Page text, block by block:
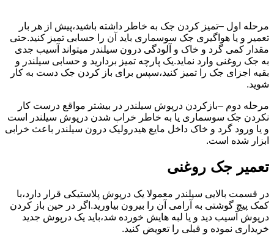
مرحله اول –تمیز کردن جک به خاطر داشته باشید،پیش از هر بار
تعمیر و یا هواگیری جک سوسماری باید آن را حسابی تمیز کنید.حتی
مقدار کمی گرد و خاک و آلودگی درون سیلندر میتواند آسیب جدی
به جک روغنی وارد نماید.یک پارچه تمیز بردارید و حسابی سیلندر و
بقیه اجزای جک را تمیز کنید،سپس برای باز کردن جک دست به کار
شوید.
مرحله دوم –بازکردن درپوش سیلندر در بیشتر مواقع درست کار
نکردن جک سوسماری یا به خاطر خراب شدن درپوش سیلندر است
و یا ورود گرد و خاک داخل مایع هیدرولیک درون سیلندر باعث خرابی
ابزار شده است.
تعمیر جک روغنی
در قسمت بالایی سیلندر معمولا یک درپوش پلاستیکی قرار دارد،با
کمک پیچ گوشتی به آرامی آن را بیرون بیاورید.اگر در حین باز کردن
درپوش آسیب دید و یا لبه هایش خورده شد،باید یک درپوش جدید
خریداری نموده و قبلی را تعویض کنید.